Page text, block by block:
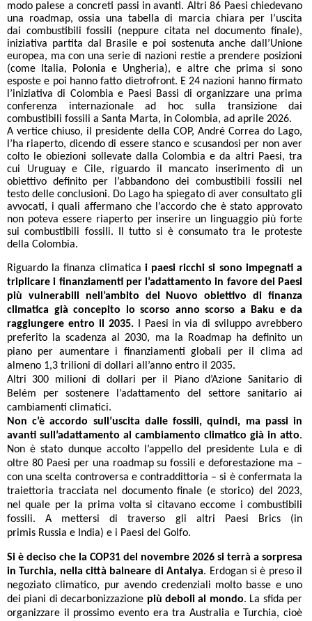
modo palese a concreti passi in avanti. Altri 86 Paesi chiedevano
una roadmap, ossia una tabella di marcia chiara per l’uscita
dai combustibili fossili (neppure citata nel documento finale),
iniziativa partita dal Brasile e poi sostenuta anche dall’Unione
europea, ma con una serie di nazioni restie a prendere posizioni
(come Italia, Polonia e Ungheria), e altre che prima si sono
esposte e poi hanno fatto dietrofront. E 24 nazioni hanno firmato
l’iniziativa di Colombia e Paesi Bassi di organizzare una prima
conferenza internazionale ad hoc sulla transizione dai
combustibili fossili a Santa Marta, in Colombia, ad aprile 2026.
A vertice chiuso, il presidente della COP, André Correa do Lago,
l’ha riaperto, dicendo di essere stanco e scusandosi per non aver
colto le obiezioni sollevate dalla Colombia e da altri Paesi, tra
cui Uruguay e Cile, riguardo il mancato inserimento di un
obiettivo definito per l’abbandono dei combustibili fossili nel
testo delle conclusioni. Do Lago ha spiegato di aver consultato gli
avvocati, i quali affermano che l’accordo che è stato approvato
non poteva essere riaperto per inserire un linguaggio più forte
sui combustibili fossili. Il tutto si è consumato tra le proteste
della Colombia.
Riguardo la finanza climatica i paesi ricchi si sono impegnati a
triplicare i finanziamenti per l’adattamento in favore dei Paesi
più vulnerabili nell’ambito del Nuovo obiettivo di finanza
climatica già concepito lo scorso anno scorso a Baku e da
raggiungere entro il 2035.I Paesi in via di sviluppo avrebbero
preferito la scadenza al 2030, ma la Roadmap ha definito un
piano per aumentare i finanziamenti globali per il clima ad
almeno 1,3 trilioni di dollari all’anno entro il 2035.
Altri 300 milioni di dollari per il Piano d’Azione Sanitario di
Belém per sostenere l’adattamento del settore sanitario ai
cambiamenti climatici.
Non c’è accordo sull’uscita dalle fossili, quindi, ma passi in
avanti sull’adattamento al cambiamento climatico già in atto.
Non è stato dunque accolto l’appello del presidente Lula e di
oltre 80 Paesi per una roadmap su fossili e deforestazione ma –
con una scelta controversa e contraddittoria – si è confermata la
traiettoria tracciata nel documento finale (e storico) del 2023,
nel quale per la prima volta si citavano eccome i combustibili
fossili. A mettersi di traverso gli altri Paesi Brics (in
primis Russia e India) e i Paesi del Golfo.
Si è deciso che la COP31 del novembre 2026 si terrà a sorpresa
in Turchia, nella città balneare di Antalya. Erdogan si è preso il
negoziato climatico, pur avendo credenziali molto basse e uno
dei piani di decarbonizzazione più deboli al mondo. La sfida per
organizzare il prossimo evento era tra Australia e Turchia, cioè